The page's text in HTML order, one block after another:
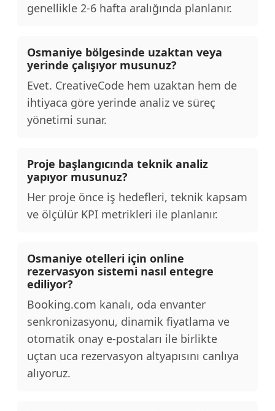
genellikle 2-6 hafta aralığında planlanır.
Osmaniye bölgesinde uzaktan veya
yerinde çalışıyor musunuz?
Evet. CreativeCode hem uzaktan hem de
ihtiyaca göre yerinde analiz ve süreç
yönetimi sunar.
Proje başlangıcında teknik analiz
yapıyor musunuz?
Her proje önce iş hedefleri, teknik kapsam
ve ölçülür KPI metrikleri ile planlanır.
Osmaniye otelleri için online
rezervasyon sistemi nasıl entegre
ediliyor?
Booking.com kanalı, oda envanter
senkronizasyonu, dinamik fiyatlama ve
otomatik onay e-postaları ile birlikte
uçtan uca rezervasyon altyapısını canlıya
alıyoruz.